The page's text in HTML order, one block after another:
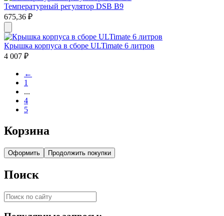
Температурный регулятор DSB B9
675,36 ₽
Крышка корпуса в сборе ULTimate 6 литров
4 007 ₽
←
1
...
4
5
Корзина
Оформить Продолжить покупки
Поиск